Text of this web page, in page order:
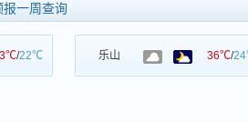
报一周查询
/22℃ 乐山 36℃/